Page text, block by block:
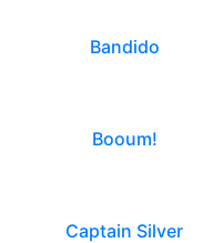
Bandido
Booum!
Captain Silver